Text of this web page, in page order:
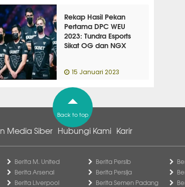
Rekap Hasil Pekan
Pertama DPC WEU
2023: Tundra Esports
Sikat OG dan NGX
15 Januari 2023
Back to top
Media Siber Hubungi Kami Karir
Berita M. United
Berita Arsenal
Berita Liverpool
Berita Persib
Berita Persija
Berita Semen Padang